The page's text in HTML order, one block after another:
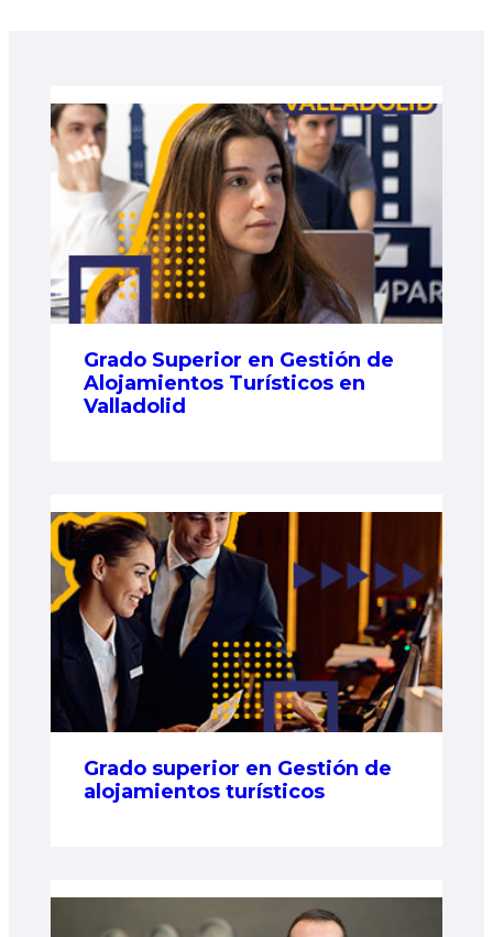
Grado Superior en Gestión de
Alojamientos Turísticos en
Valladolid
Grado superior en Gestión de
alojamientos turísticos